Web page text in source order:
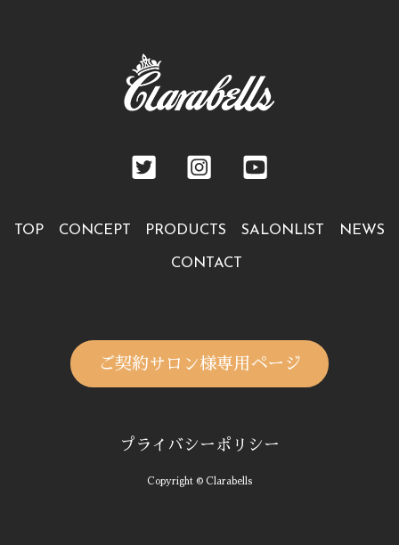
TOP CONCEPT PRODUCTS SALONLIST NEWS
CONTACT
ご契約サロン様専用ページ
プライバシーポリシー
Copyright © Clarabells